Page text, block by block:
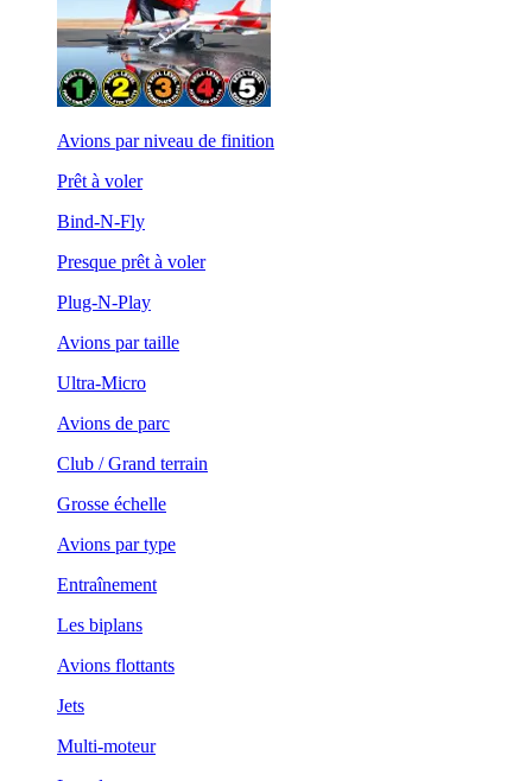
Avions par niveau de finition
Prêt à voler
Bind-N-Fly
Presque prêt à voler
Plug-N-Play
Avions par taille
Ultra-Micro
Avions de parc
Club / Grand terrain
Grosse échelle
Avions par type
Entraînement
Les biplans
Avions flottants
Jets
Multi-moteur